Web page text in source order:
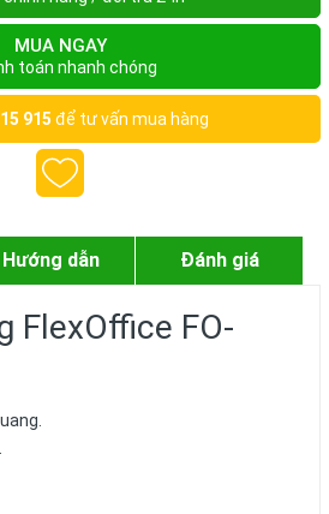
MUA NGAY
toán nhanh chóng
915 để tư vấn mua hàng
Hướng dẫn Đánh giá
FlexOffice FO-